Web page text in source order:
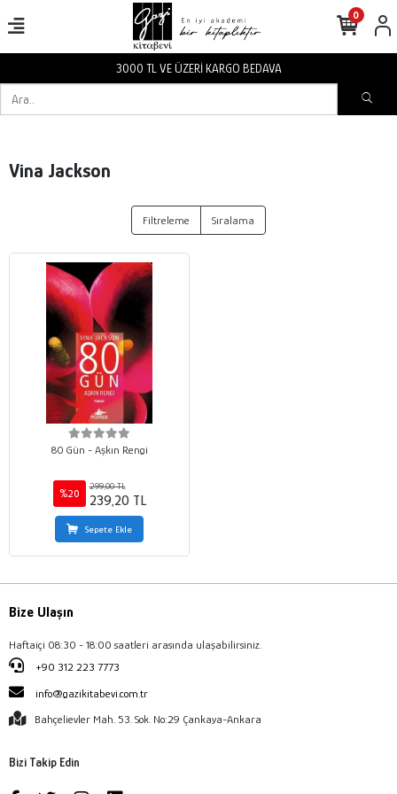
3000 TL VE ÜZERİ KARGO BEDAVA
0
Vina Jackson
Filtreleme Sıralama
80 Gün - Aşkın Rengi
%20
299,00 TL
239,20 TL
Sepete Ekle
Bize Ulaşın
Haftaiçi 08:30 - 18:00 saatleri arasında ulaşabilirsiniz.
+90 312 223 7773
info@gazikitabevi.com.tr
Bahçelievler Mah. 53. Sok. No:29 Çankaya-Ankara
Bizi Takip Edin